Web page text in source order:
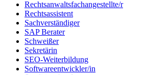
Rechtsanwaltsfachangestellte/r
Rechtsassistent
Sachverständiger
SAP Berater
Schweißer
Sekretärin
SEO-Weiterbildung
Softwareentwickler/in